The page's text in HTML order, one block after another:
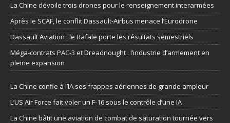
La Chine dévoile trois drones pour le renseignement interarmées
Après le SCAF, le conflit Dassault-Airbus menace l’Eurodrone
Dassault Aviation : le Rafale porte les résultats semestriels
Méga-contrats PAC-3 et Dreadnought : l’industrie d’armement en
pleine expansion
La Chine confie à l’IA ses frappes aériennes de grande ampleur
L’US Air Force fait voler un F-16 sous le contrôle d’une IA
La Chine bâtit une aviation de combat de saturation tournée vers